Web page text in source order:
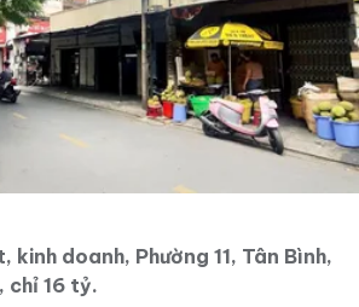
kinh doanh, Phường 11, Tân Bình,
chỉ 16 tỷ.